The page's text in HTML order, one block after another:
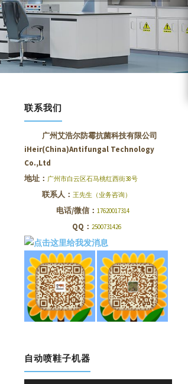
联系我们
广州艾浩尔防霉抗菌科技有限公司
iHeir(China)Antifungal Technology
Co.,Ltd
地址： 广州市白云区石马桃红西街38号
联系人： 王先生（业务咨询）
电话/微信： 17620017314
QQ： 2500731426
自动喷鞋子机器